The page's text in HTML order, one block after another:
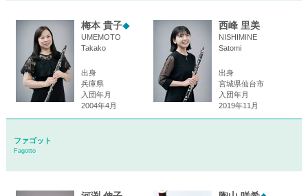
梅本 貴子◆
UMEMOTO
Takako
出身
兵庫県
入団年月
2004年4月
西峰 里美
NISHIMINE
Satomi
出身
宮城県仙台市
入団年月
2019年11月
ファゴット
Fagotto